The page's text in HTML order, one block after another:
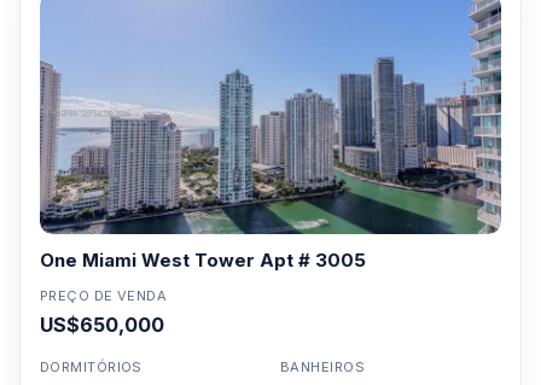
One Miami West Tower Apt # 3005
PREÇO DE VENDA
US$650,000
DORMITÓRIOS BANHEIROS